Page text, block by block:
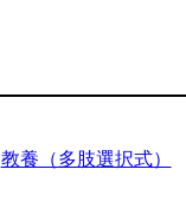
教養（多肢選択式）